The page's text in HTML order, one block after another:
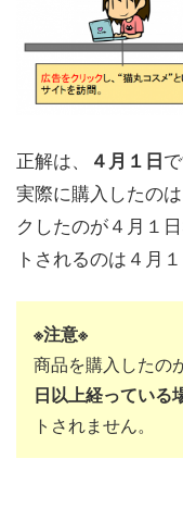
正解は、 ４月１日で
実際に購入したの
クしたのが４月１
トされるのは４月
※注意※
商品を購入したの
日以上経っている
トされません。